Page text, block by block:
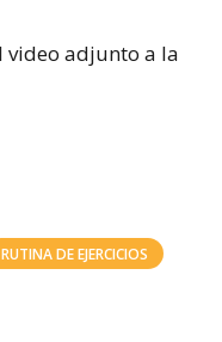
video adjunto a la
RUTINA DE EJERCICIOS